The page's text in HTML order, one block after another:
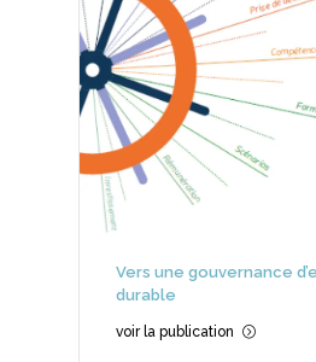
Vers une gouvernance
durable
voir la publication =